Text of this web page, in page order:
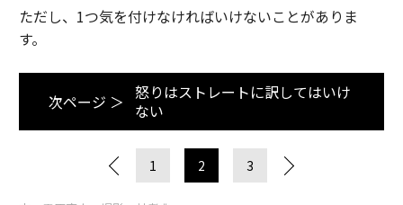
ただし、1つ気を付けなければいけないことがありま
す。
次ページ ＞ 怒りはストレートに訳してはいけ
ない
1 2 3